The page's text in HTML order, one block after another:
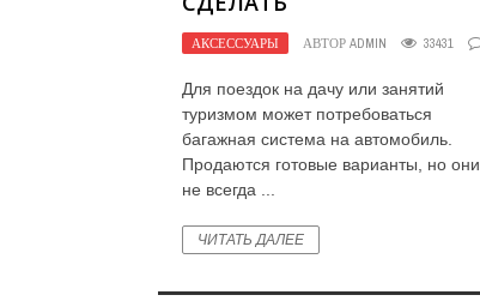
АКСЕССУАРЫ АВТОР ADMIN 33431
Для поездок на дачу или занятий
туризмом может потребоваться
багажная система на автомобиль.
Продаются готовые варианты, но они
не всегда ...
ЧИТАТЬ ДАЛЕЕ